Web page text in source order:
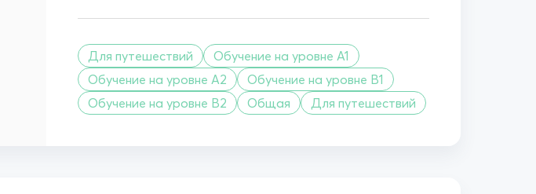
Для путешествий
Обучение на уровне A1
Обучение на уровне A2
Обучение на уровне B1
Обучение на уровне B2
Общая Для путешествий